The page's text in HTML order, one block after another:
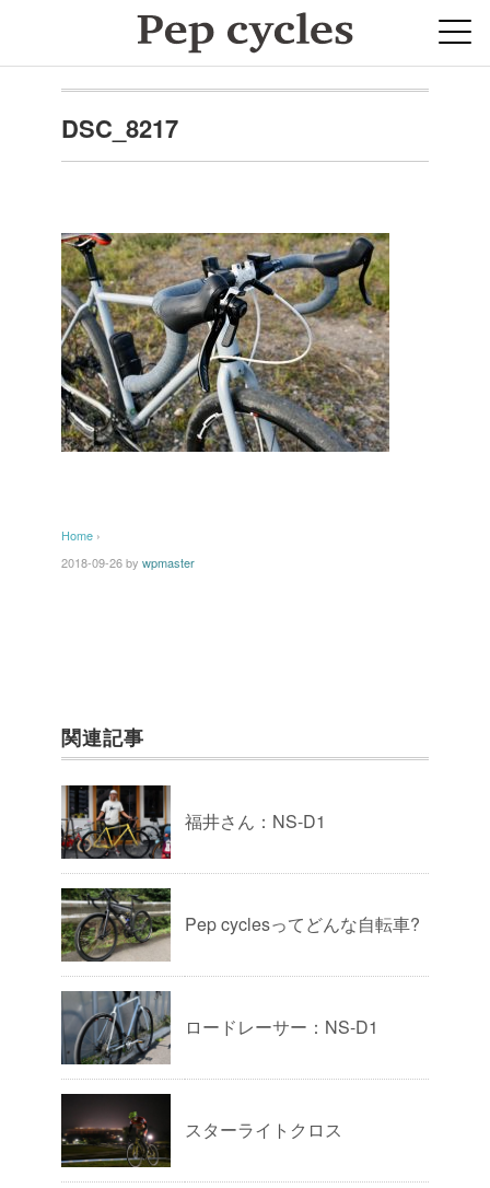
DSC_8217
Home ›
2018-09-26by wpmaster
関連記事
福井さん：NS-D1
Pep cyclesってどんな自転車?
ロードレーサー：NS-D1
スターライトクロス